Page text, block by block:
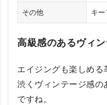
その他 キ
高級感のあるヴィ
エイジングも楽しめる
渋くヴィンテージ感
ですね。